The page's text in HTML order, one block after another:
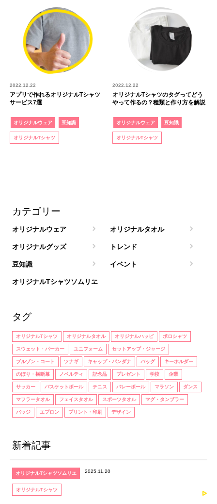
2022.12.22
アプリで作れるオリジナルTシャツ
サービス7選
オリジナルウェア 豆知識
オリジナルTシャツ
2022.12.22
オリジナルTシャツのタグってどう
やって作るの？種類と作り方を解説
オリジナルウェア 豆知識
オリジナルTシャツ
カテゴリー
オリジナルウェア オリジナルタオル
オリジナルグッズ トレンド
豆知識 イベント
オリジナルTシャツソムリエ
タグ
オリジナルTシャツ オリジナルタオル オリジナルハッピ ポロシャツ
スウェット・パーカー ユニフォーム セットアップ・ジャージ
ブルゾン・コート ツナギ キャップ・バンダナ バッグ キーホルダー
のぼり・横断幕 ノベルティ 記念品 プレゼント 学校 企業
サッカー バスケットボール テニス バレーボール マラソン ダンス
マフラータオル フェイスタオル スポーツタオル マグ・タンブラー
バッジ エプロン プリント・印刷 デザイン
新着記事
オリジナルTシャツソムリエ 2025.11.20
オリジナルTシャツ